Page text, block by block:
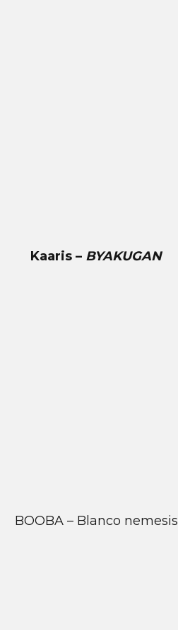
Kaaris – BYAKUGAN
BOOBA – Blanco nemesis